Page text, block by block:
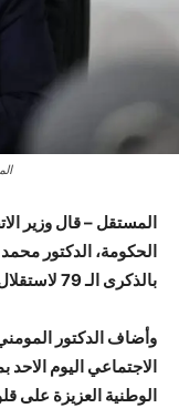
المستقل – قال وزير
الحكومة، الدكتور
بالذكرى الـ 79 لاستقلال المملكة الأردنية الهاشمية.
وأضاف الدكتور
الاجتماعي اليوم
الوطنية العزيزة على